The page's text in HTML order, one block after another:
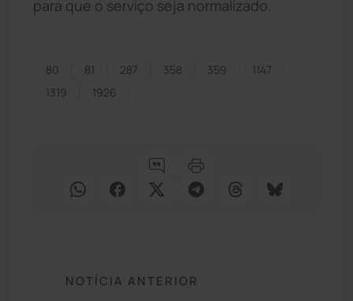
para que o serviço seja normalizado.
80 81 287 358 359
1147
1319
1926
NOTÍCIA ANTERIOR